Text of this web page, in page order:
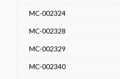
MC-002324
MC-002328
MC-002329
MC-002340